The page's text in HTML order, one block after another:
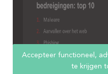
Accepteer functioneel,
te krijgen